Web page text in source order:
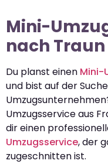
Mini-
nach Traun
Du planst einen Mini-
und bist auf der
Umzugsservice aus
dir einen
Umzugsservice, der
zugeschnitten ist.